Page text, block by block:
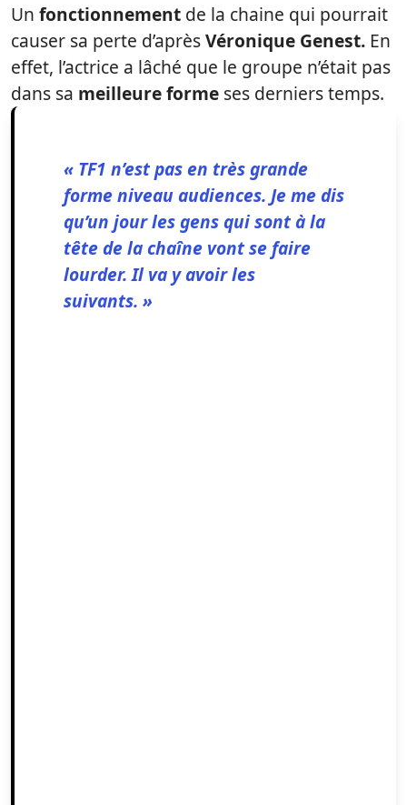
Un fonctionnement de la chaine qui pourrait
causer sa perte d’aprèsVéronique Genest. En
effet, l’actrice a lâché que le groupe n’était pas
dans sa meilleure forme ses derniers temps.
« TF1 n’est pas en très grande
forme niveau audiences. Je me dis
qu’un jour les gens qui sont à la
tête de la chaîne vont se faire
lourder. Il va y avoir les
suivants. »